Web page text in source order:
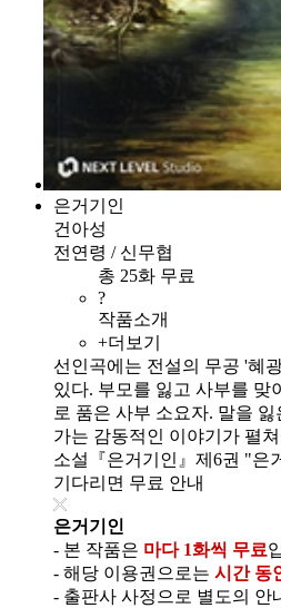
은거기인
건아성
전연령 / 신무협
총 25화 무료
?
작품소개
+더보기
선인곡에는 전설의 무공 '혜
있다. 부모를 잃고 사부를 맞
로 품은 사부 소요자. 말을
가는 감동적인 이야기가 펼
소설『은거기인』제6권 "은
기다리면 무료 안내
은거기인
- 본 작품은 마다 1화씩 무료
- 해당 이용권으로는 시간 동
- 출판사 사정으로 별도의 안